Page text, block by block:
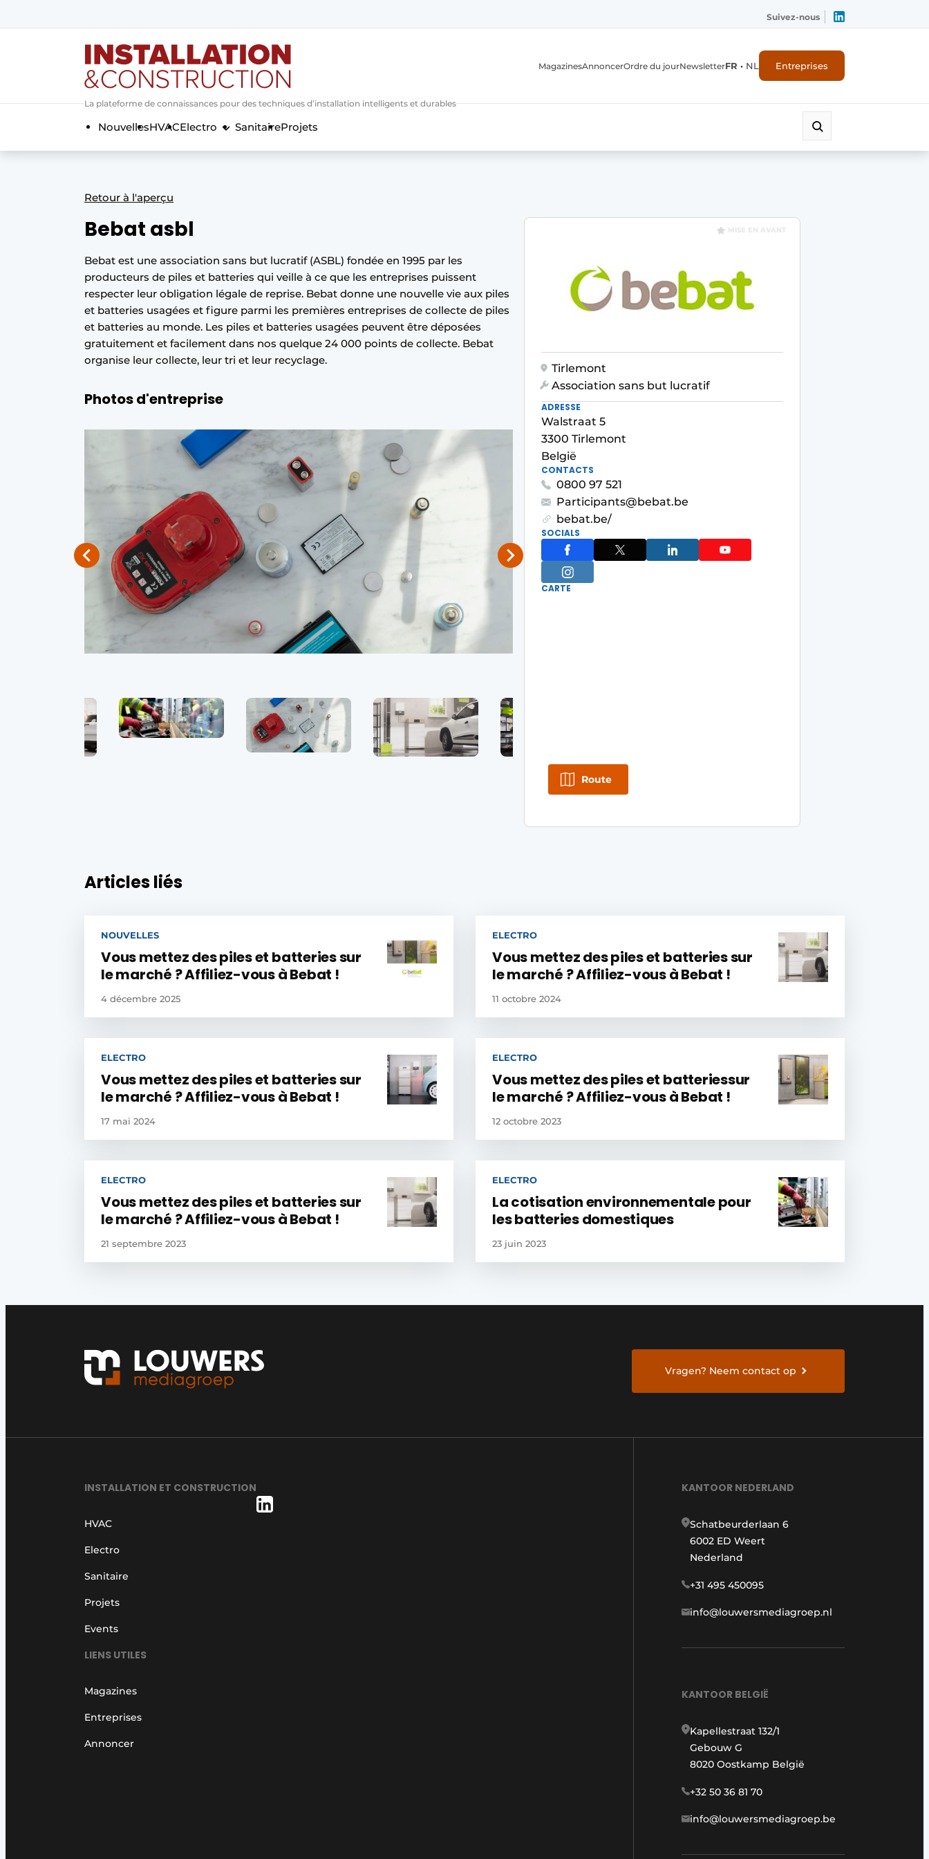
Annoncer
Banner overzicht
Contact
Home
Meest gelezen
Newsletter
Podcasts
Privacy / Cookie statement
S’inscrire à l’événement
S’inscrire
Video’s
Suivez-nous
La plateforme de connaissances pour des techniques d’installation intelligents et durables
MagazinesAnnoncerOrdre du jourNewsletterFR • NL Entreprises
NouvellesHVACElectro SanitaireProjets
Retour à l'aperçu
Bebat asbl
Bebat est une association sans but lucratif (ASBL) fondée en 1995 par les
producteurs de piles et batteries qui veille à ce que les entreprises puissent
respecter leur obligation légale de reprise. Bebat donne une nouvelle vie aux piles
et batteries usagées et figure parmi les premières entreprises de collecte de piles
et batteries au monde. Les piles et batteries usagées peuvent être déposées
gratuitement et facilement dans nos quelque 24 000 points de collecte. Bebat
organise leur collecte, leur tri et leur recyclage.
Photos d'entreprise
MISE EN AVANT
Tirlemont
Association sans but lucratif
ADRESSE
Walstraat 5
3300 Tirlemont
België
CONTACTS
0800 97 521
Participants@bebat.be
bebat.be/
SOCIALS
CARTE
Route
Articles liés
NOUVELLES
Vous mettez des piles et batteries sur
le marché ? Affiliez-vous à Bebat !
4 décembre 2025
ELECTRO
Vous mettez des piles et batteries sur
le marché ? Affiliez-vous à Bebat !
11 octobre 2024
ELECTRO
Vous mettez des piles et batteries sur
le marché ? Affiliez-vous à Bebat !
17 mai 2024
ELECTRO
Vous mettez des piles et batteriessur
le marché ? Affiliez-vous à Bebat !
12 octobre 2023
ELECTRO
Vous mettez des piles et batteries sur
le marché ? Affiliez-vous à Bebat !
21 septembre 2023
ELECTRO
La cotisation environnementale pour
les batteries domestiques
23 juin 2023
Vragen? Neem contact op
INSTALLATION ET CONSTRUCTION
HVAC
Electro
Sanitaire
Projets
Events
LIENS UTILES
Magazines
Entreprises
Annoncer
KANTOOR NEDERLAND
Schatbeurderlaan 6
6002 ED Weert
Nederland
+31 495 450095
info@louwersmediagroep.nl
KANTOOR BELGIË
Kapellestraat 132/1
Gebouw G
8020 Oostkamp België
+32 50 36 81 70
info@louwersmediagroep.be